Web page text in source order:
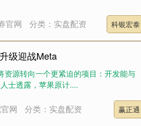
官网 分类：实盘配资 科银宏泰
级迎战Meta
资源转向一个更紧迫的项目：开发能与
士透露，苹果原计....
网 分类：实盘配资 赢正通